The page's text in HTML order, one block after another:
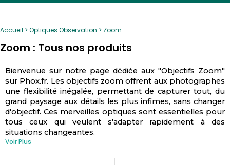
Accueil Optiques Observation Zoom
Zoom : Tous nos produits
Bienvenue sur notre page dédiée aux "Objectifs Zoom"
sur Phox.fr. Les objectifs zoom offrent aux photographes
une flexibilité inégalée, permettant de capturer tout, du
grand paysage aux détails les plus infimes, sans changer
d'objectif. Ces merveilles optiques sont essentielles pour
tous ceux qui veulent s'adapter rapidement à des
situations changeantes.
Voir Plus